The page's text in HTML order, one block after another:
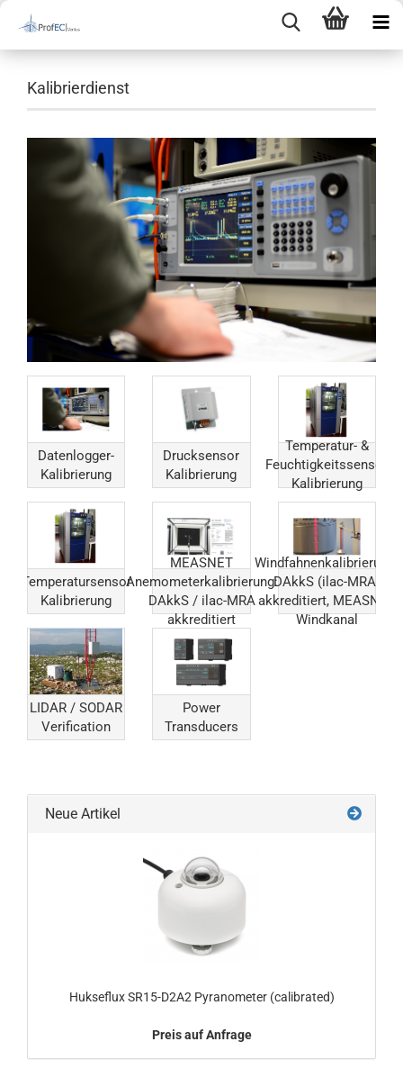
Kalibrierdienst
Datenlogger-
Kalibrierung
Drucksensor
Kalibrierung
Temperatur- &
Feuchtigkeitssensor
Kalibrierung
Temperatursensor
Kalibrierung
MEASNET
Anemometerkalibrierung:
DAkkS / ilac-MRA
akkreditiert
Windfahnenkalibrierung:
DAkkS (ilac-MRA)
akkreditiert, MEASNET
Windkanal
LIDAR / SODAR
Verification
Power
Transducers
Neue Artikel
Hukseflux SR15-D2A2 Pyranometer (calibrated)
Preis auf Anfrage